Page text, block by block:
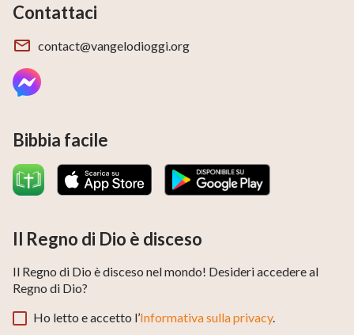
Contattaci
contact@vangelodioggi.org
Bibbia facile
Il Regno di Dio è disceso
Il Regno di Dio è disceso nel mondo! Desideri accedere al
Regno di Dio?
Ho letto e accetto l’Informativa sulla privacy.